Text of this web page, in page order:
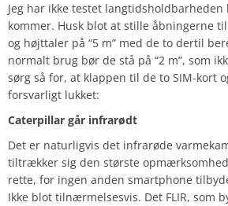
Jeg har ikke testet
kommer. Husk blot at stille åbningerne
og højttaler på “5 m” med de to dertil
normalt brug bør de stå på “2 m”, som
sørg så for, at klappen til de to SIM-kort
forsvarligt lukket:
Caterpillar går infrarødt
Det er naturligvis det infrarøde
tiltrækker sig den største opmærksomhed
rette, for ingen anden smartphone
Ikke blot tilnærmelsesvis. Det FLIR, som